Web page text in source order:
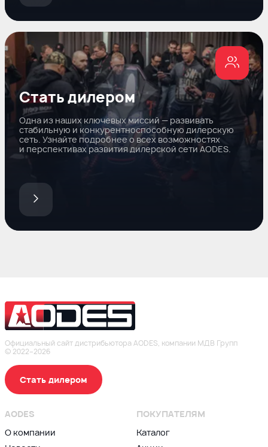
Стать дилером
Одна из наших ключевых миссий — развивать
стабильную и конкурентноспособную дилерскую
сеть. Узнайте подробнее о всех возможностях
и перспективах развития дилерской сети AODES.
Официальный сайт дистрибьютора AODES, компании МДВ Групп
© 2022–2026
AODES
О компании
ПОКУПАТЕЛЯМ
Каталог
Стать дилером